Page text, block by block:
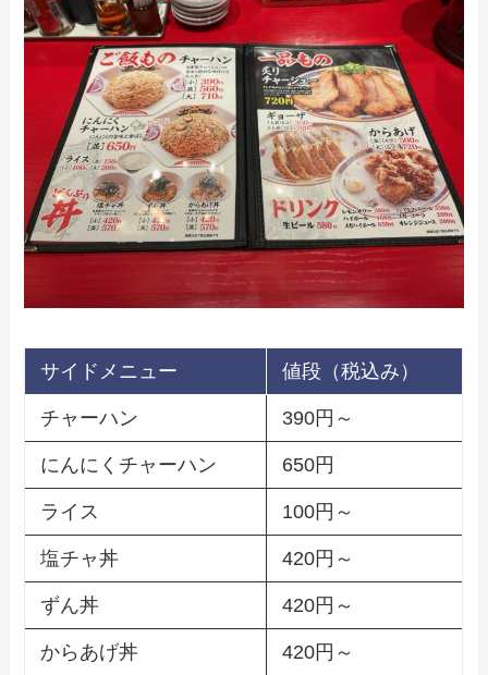
サイドメニュー 値段（税込み）
チャーハン 390円～
にんにくチャーハン 650円
ライス 100円～
塩チャ丼 420円～
ずん丼 420円～
からあげ丼 420円～